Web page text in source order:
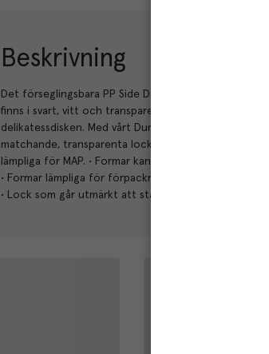
Beskrivning
Det förseglingsbara PP Side Dish-sortimentet har
finns i svart, vitt och transparent och är perfekta för
delikatessdisken. Med vårt Duniform®-
matchande, transparenta lock. Du kan även
lämpliga för MAP. • Formar kan förslutas med vårt
• Formar lämpliga för förpackning i modifierad
• Lock som går utmärkt att stapla